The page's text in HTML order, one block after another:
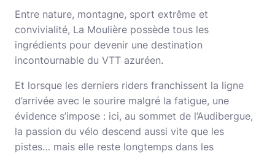
Entre nature, montagne, sport extrême et
convivialité, La Moulière possède tous les
ingrédients pour devenir une destination
incontournable du VTT azuréen.
Et lorsque les derniers riders franchissent la ligne
d’arrivée avec le sourire malgré la fatigue, une
évidence s’impose : ici, au sommet de l’Audibergue,
la passion du vélo descend aussi vite que les
pistes… mais elle reste longtemps dans les